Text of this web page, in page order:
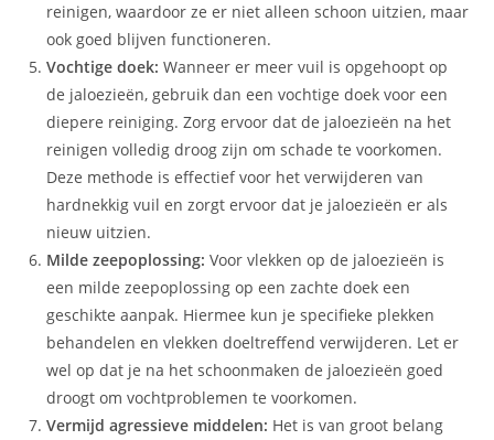
reinigen, waardoor ze er niet alleen schoon uitzien, maar
ook goed blijven functioneren.
Vochtige doek: Wanneer er meer vuil is opgehoopt op
de jaloezieën, gebruik dan een vochtige doek voor een
diepere reiniging. Zorg ervoor dat de jaloezieën na het
reinigen volledig droog zijn om schade te voorkomen.
Deze methode is effectief voor het verwijderen van
hardnekkig vuil en zorgt ervoor dat je jaloezieën er als
nieuw uitzien.
Milde zeepoplossing: Voor vlekken op de jaloezieën is
een milde zeepoplossing op een zachte doek een
geschikte aanpak. Hiermee kun je specifieke plekken
behandelen en vlekken doeltreffend verwijderen. Let er
wel op dat je na het schoonmaken de jaloezieën goed
droogt om vochtproblemen te voorkomen.
Vermijd agressieve middelen: Het is van groot belang